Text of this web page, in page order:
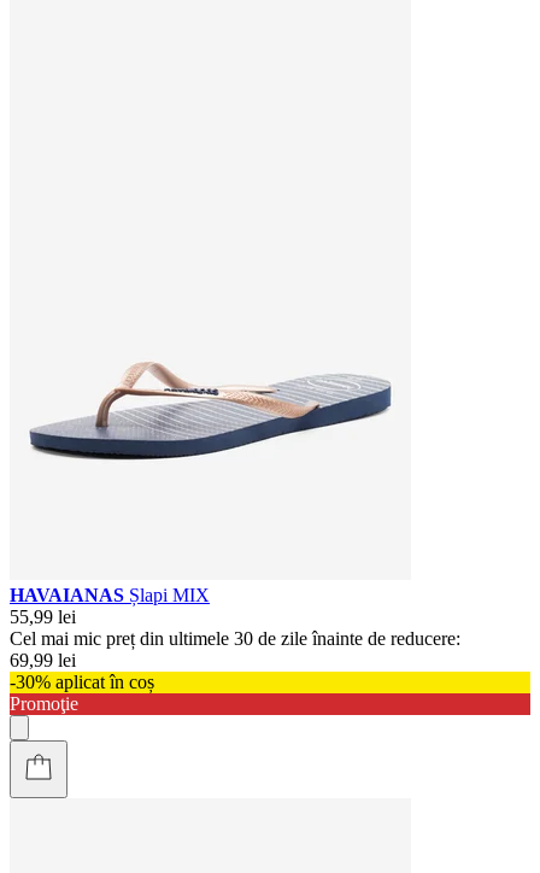
HAVAIANAS Șlapi MIX
55,99 lei
Cel mai mic preț din ultimele 30 de zile înainte de reducere:
69,99 lei
-30% aplicat în coș
Promoţie